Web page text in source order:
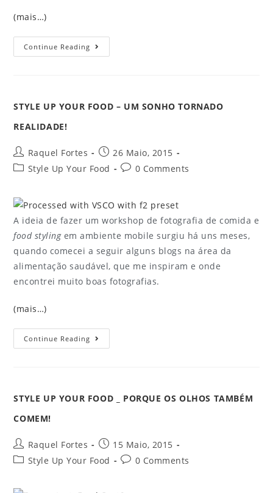
(mais…)
Continue Reading
STYLE UP YOUR FOOD – UM SONHO TORNADO
REALIDADE!
Raquel Fortes
26 Maio, 2015
Style Up Your Food
0 Comments
A ideia de fazer um workshop de fotografia de comida e
food styling em ambiente mobile surgiu há uns meses,
quando comecei a seguir alguns blogs na área da
alimentação saudável, que me inspiram e onde
encontrei muito boas fotografias.
(mais…)
Continue Reading
STYLE UP YOUR FOOD _ PORQUE OS OLHOS TAMBÉM
COMEM!
Raquel Fortes
15 Maio, 2015
Style Up Your Food
0 Comments